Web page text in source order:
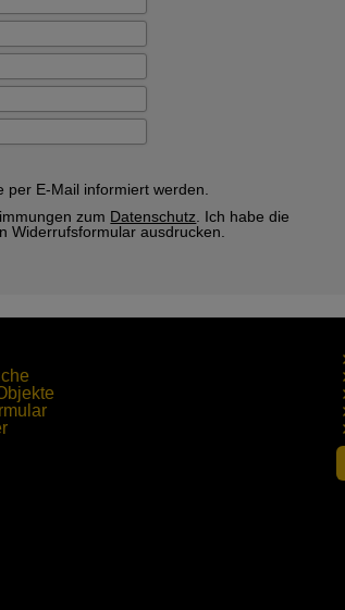
E-Mail informiert werden.
zum Datenschutz. Ich habe die
Widerrufsformular ausdrucken.